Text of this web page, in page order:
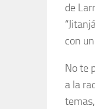
de
con
No te
a la